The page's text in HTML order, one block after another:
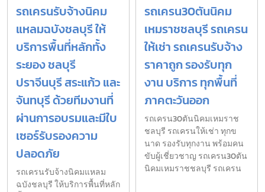
รถเครนรับจ้างนิคม
แหลมฉบังชลบุรี ให้
บริการพื้นที่หลักทั้ง
ระยอง ชลบุรี
ปราจีนบุรี สระแก้ว และ
จันทบุรี ด้วยทีมงานที่
ผ่านการอบรมและมีใบ
เซอร์รับรองความ
ปลอดภัย
รถเครนรับจ้างนิคมแหลม
ฉบังชลบุรี ให้บริการพื้นที่หลัก
รถเครน30ตันนิคม
เหมราชชลบุรี รถเครน
ให้เช่า รถเครนรับจ้าง
ราคาถูก รองรับทุก
งาน บริการ ทุกพื้นที่
ภาคตะวันออก
รถเครน30ตันนิคมเหมราช
ชลบุรี รถเครนให้เช่า ทุกข
นาด รองรับทุกงาน พร้อมคน
ขับผู้เชี่ยวชาญ รถเครน30ตัน
นิคมเหมราชชลบุรี รถเครน